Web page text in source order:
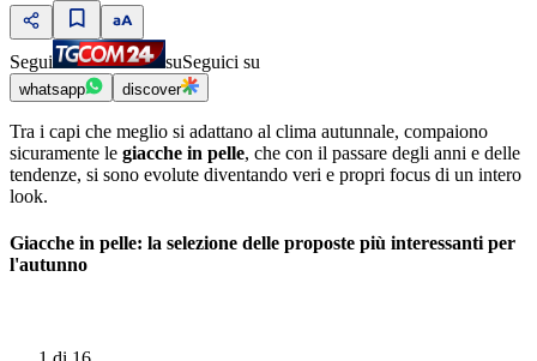
Segui suSeguici su
whatsapp discover
Tra i capi che meglio si adattano al clima autunnale, compaiono
sicuramente le giacche in pelle, che con il passare degli anni e delle
tendenze, si sono evolute diventando veri e propri focus di un intero
look.
Giacche in pelle: la selezione delle proposte più interessanti per
l'autunno